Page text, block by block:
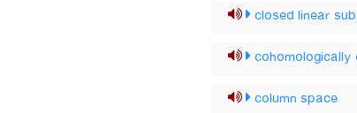
closed linear
column space